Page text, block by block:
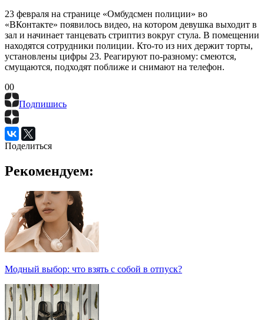
23 февраля на странице «Омбудсмен полиции» во
«ВКонтакте» появилось видео, на котором девушка выходит в
зал и начинает танцевать стриптиз вокруг стула. В помещении
находятся сотрудники полиции. Кто-то из них держит торты,
установлены цифры 23. Реагируют по-разному: смеются,
смущаются, подходят поближе и снимают на телефон.
00
Подпишись
Поделиться
Рекомендуем:
Модный выбор: что взять с собой в отпуск?